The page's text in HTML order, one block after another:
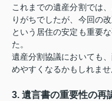
これまでの遺産分割では
りがちでしたが、今回の
という居住の安定も重要
た。
遺産分割協議においても
めやすくなるかもしれませ
3. 遺言書の重要性の再